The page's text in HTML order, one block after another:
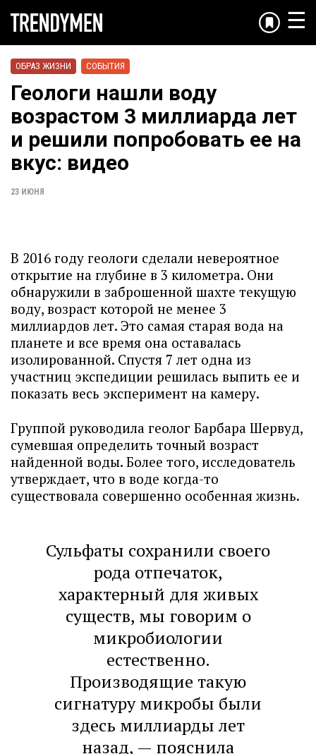
☰
ОБРАЗ ЖИЗНИ СОБЫТИЯ
Геологи нашли воду
возрастом 3 миллиарда лет
и решили попробовать ее на
вкус: видео
23 ИЮНЯ
В 2016 году геологи сделали невероятное
открытие на глубине в 3 километра. Они
обнаружили в заброшенной шахте текущую
воду, возраст которой не менее 3
миллиардов лет. Это самая старая вода на
планете и все время она оставалась
изолированной. Спустя 7 лет одна из
участниц экспедиции решилась выпить ее и
показать весь эксперимент на камеру.
Группой руководила геолог Барбара Шервуд,
сумевшая определить точный возраст
найденной воды. Более того, исследователь
утверждает, что в воде когда-то
существовала совершенно особенная жизнь.
Сульфаты сохранили своего
рода отпечаток,
характерный для живых
существ, мы говорим о
микробиологии
естественно.
Производящие такую
сигнатуру микробы были
здесь миллиарды лет
назад, — пояснила